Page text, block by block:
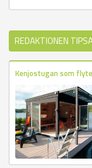
REDAKTIONEN
Kenjostugan som